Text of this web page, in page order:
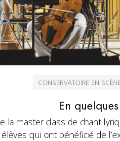
CONSERVATOIRE EN
En
la master class de chant
qui ont bénéficié de